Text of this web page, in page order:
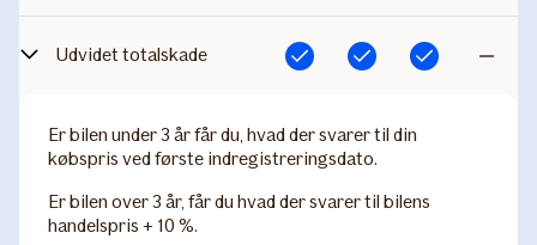
Udvidet totalskade Inkluderet Inkluderet
Inkluderet
Er bilen under 3 år får du, hvad der svarer til din
købspris ved første indregistreringsdato.
Er bilen over 3 år, får du hvad der svarer til bilens
handelspris + 10 %.